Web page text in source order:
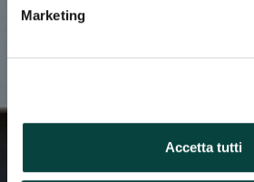
Marketing
Accetta tutti